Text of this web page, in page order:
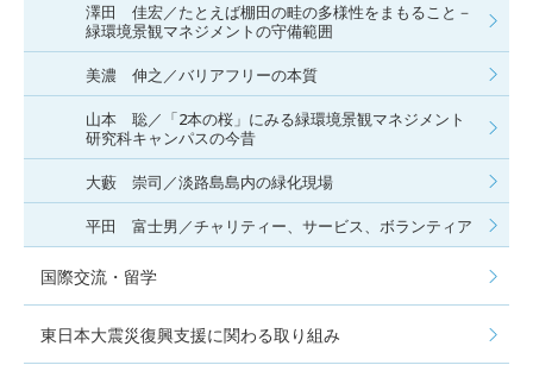
澤田 佳宏／たとえば棚田の畦の多様性をまもること－
緑環境景観マネジメントの守備範囲
美濃 伸之／バリアフリーの本質
山本 聡／「2本の桜」にみる緑環境景観マネジメント
研究科キャンパスの今昔
大藪 崇司／淡路島島内の緑化現場
平田 富士男／チャリティー、サービス、ボランティア
国際交流・留学
東日本大震災復興支援に関わる取り組み